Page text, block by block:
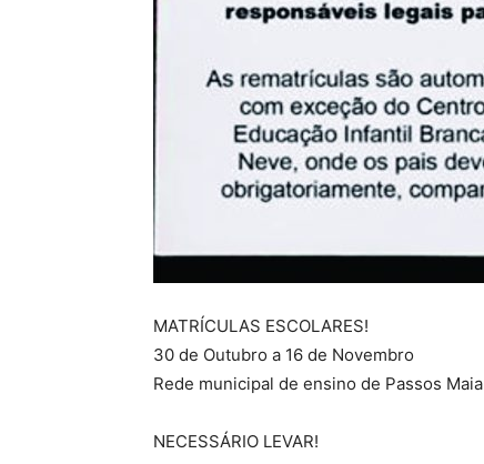
MATRÍCULAS ESCOLARES!
30 de Outubro a 16 de Novembro
Rede municipal de ensino de Passos Maia
NECESSÁRIO LEVAR!